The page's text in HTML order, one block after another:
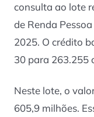
consulta ao lote
de Renda
2025. O crédito
30 para 263.255
Neste lote, o
605,9 milhões.